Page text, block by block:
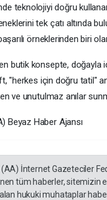
teknolojiyi doğru
tek çatı altında
örneklerinden biri
butik konsepte, doğayla
"herkes için doğru tatil"
ve unutulmaz anılar
Beyaz Haber Ajansı
İnternet Gazeteciler
tüm haberler, sitemizin
hukuki muhataplar